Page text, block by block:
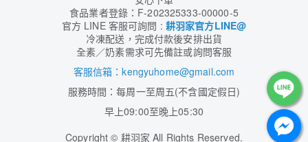
食品業者登錄：F-202325333-00000-5
官方 LINE 客服可詢問 : 耕羽家官方LINE@
冷凍配送，完成付款後安排出貨
全素／奶素需求可先備註或詢問客服
客服信箱：kengyuhome@gmail.com
服務時間：每周一至周五(不含國定假日)
早上09:00至晚上05:30
Copyright© 耕羽家 All Rights Reserved.